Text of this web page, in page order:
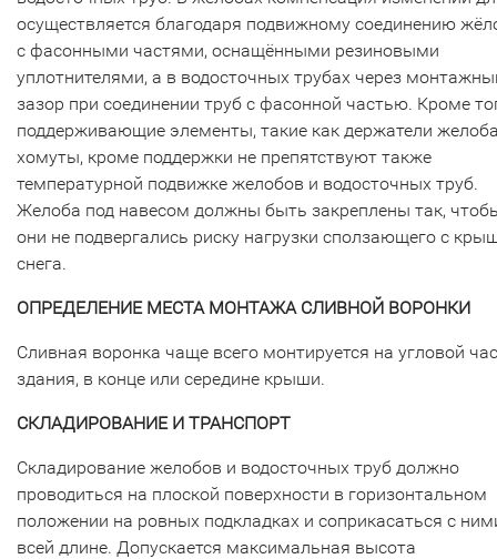
осуществляется благодаря подвижному соединению
с фасонными частями, оснащёнными резиновыми
уплотнителями, а в водосточных трубах через
зазор при соединении труб с фасонной частью. Кроме
поддерживающие элементы, такие как держатели
хомуты, кроме поддержки не препятствуют также
температурной подвижке желобов и водосточных труб.
Желоба под навесом должны быть закреплены так,
они не подвергались риску нагрузки сползающего с
снега.
ОПРЕДЕЛЕНИЕ МЕСТА МОНТАЖА СЛИВНОЙ ВОРОНКИ
Сливная воронка чаще всего монтируется на угловой
здания, в конце или середине крыши.
СКЛАДИРОВАНИЕ И ТРАНСПОРТ
Складирование желобов и водосточных труб должно
проводиться на плоской поверхности в горизонтальном
положении на ровных подкладках и соприкасаться с
всей длине. Допускается максимальная высота